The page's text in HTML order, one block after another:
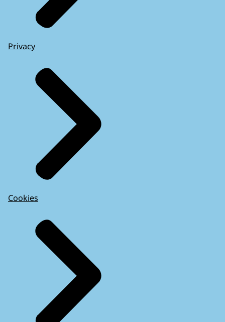
Privacy
Cookies